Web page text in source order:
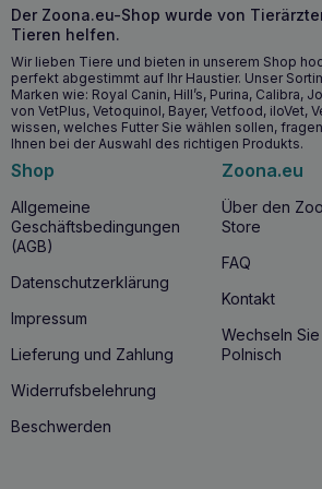
bei.
Wann ist ein guter Zeitpunkt,
Natural Weight Reduction
übergewichtige Hunde zu
Der ideale Zeitpunkt ist, wenn bei Ihrem
Übergewicht
Fettleibigkeit
unterzogen hat, die häufig mit dem
Gewichtszunahme verbunden ist. 4VETS
Reduction 400g für übergewichtige
geeignet, da seine
Gewichtskontrolle unterstützen. 4VETS
Reduction ist eine ausgezeichnete Wahl
das Gewicht ihres Hundes proaktiv
eine gesunde Ernährung und eine
zu gewährleisten.
für übergewichtige Hunde
Der Zoona.eu-Shop wurde von
Tieren helfen.
Wir lieben Tiere und bieten in unserem Shop
perfekt abgestimmt auf Ihr Haustier. Unser
Marken wie: Royal Canin, Hill’s, Purina, Calibra,
von VetPlus, Vetoquinol, Bayer, Vetfood, iloVet,
wissen, welches Futter Sie wählen sollen,
Ihnen bei der Auswahl des richtigen Produkts.
Shop
Allgemeine
Geschäftsbedingungen
(AGB)
Datenschutzerklärung
Impressum
Lieferung und Zahlung
Widerrufsbelehrung
Beschwerden
Zoona.eu
Über den
Store
FAQ
Kontakt
Wechseln
Polnisch